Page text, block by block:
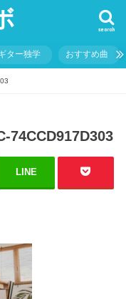
search
ター独学 おすすめ曲
74CCD917D303
LINE